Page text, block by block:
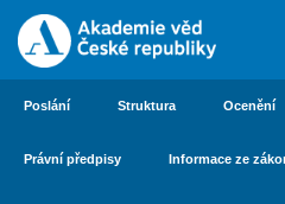
Poslání Struktura Ocenění
Právní předpisy Informace ze